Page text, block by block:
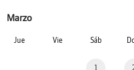
Marzo
Jue Vie Sáb
1